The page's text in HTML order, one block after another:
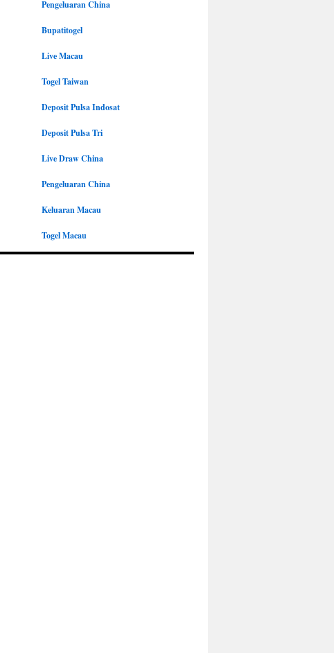
Pengeluaran China
Bupatitogel
Live Macau
Togel Taiwan
Deposit Pulsa Indosat
Deposit Pulsa Tri
Live Draw China
Pengeluaran China
Keluaran Macau
Togel Macau